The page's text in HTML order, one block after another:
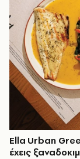
Ella Urban
έχεις